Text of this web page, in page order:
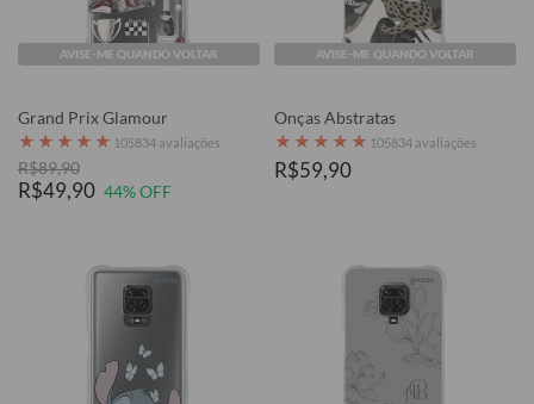
AVISE-ME QUANDO VOLTAR
Grand Prix Glamour
★ ★ ★ ★ ★ 105834 avaliações
R$89,90
R$49,90 44% OFF
AVISE-ME QUANDO VOLTAR
Onças Abstratas
★ ★ ★ ★ ★ 105834 avaliações
R$59,90